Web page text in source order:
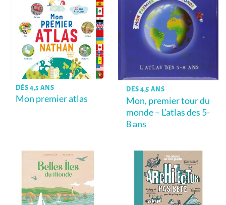
DÈS 4,5 ANS
Mon premier atlas
DÈS 4,5 ANS
Mon, premier tour du
monde – L’atlas des 5-
8 ans